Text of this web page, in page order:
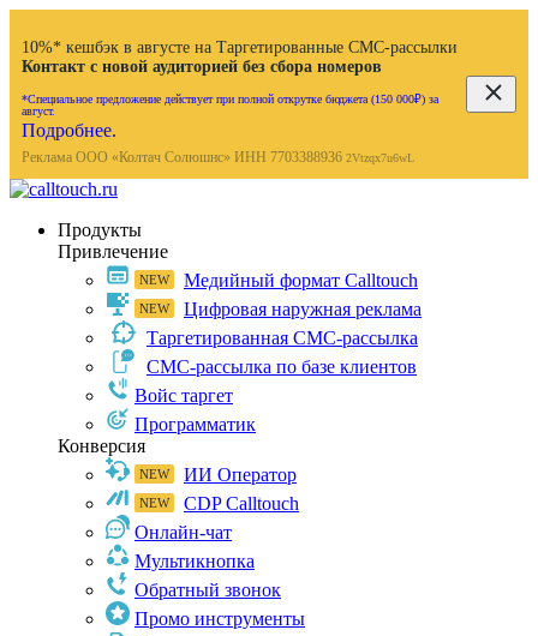
10%* кешбэк в августе на Таргетированные СМС-рассылки
Контакт с новой аудиторией без сбора номеров
*Специальное предложение действует при полной открутке бюджета (150 000₽) за
август.
Подробнее.
Реклама ООО «Колтач Солюшнс» ИНН 7703388936 2Vtzqx7u6wL
Продукты
Привлечение
Медийный формат Calltouch
Цифровая наружная реклама
Таргетированная СМС-рассылка
СМС-рассылка по базе клиентов
Войс таргет
Программатик
Конверсия
ИИ Оператор
CDP Calltouch
Онлайн-чат
Мультикнопка
Обратный звонок
Промо инструменты